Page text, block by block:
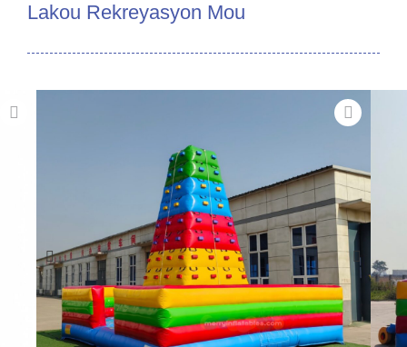
Lakou Rekreyasyon Mou